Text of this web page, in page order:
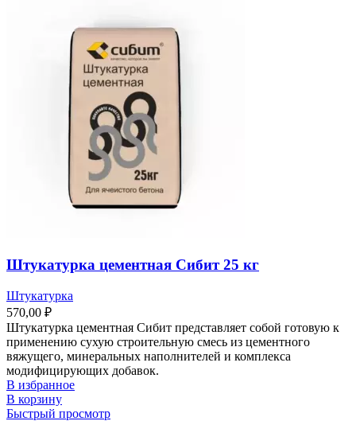
Штукатурка цементная Сибит 25 кг
Штукатурка
570,00 ₽
Штукатурка цементная Сибит представляет собой готовую к
применению сухую строительную смесь из цементного
вяжущего, минеральных наполнителей и комплекса
модифицирующих добавок.
В избранное
В корзину
Быстрый просмотр